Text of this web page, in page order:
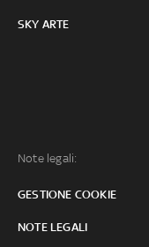
SKY ARTE
Note legali:
GESTIONE COOKIE
NOTE LEGALI